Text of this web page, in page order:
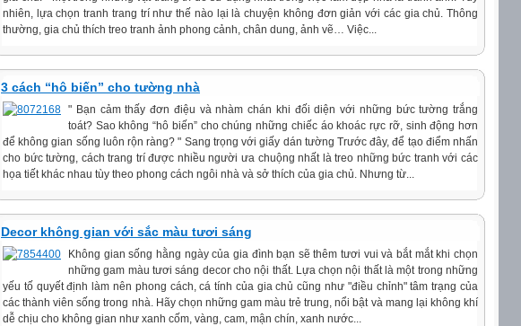
nhiên, lựa chọn tranh trang trí như thế nào lại là chuyện không đơn giản với các gia chủ. Thông
thường, gia chủ thích treo tranh ảnh phong cảnh, chân dung, ảnh vẽ… Việc...
3 cách “hô biến” cho tường nhà
" Bạn cảm thấy đơn điệu và nhàm chán khi đối diện với những bức tường trắng
toát? Sao không “hô biến” cho chúng những chiếc áo khoác rực rỡ, sinh động hơn
để không gian sống luôn rộn ràng? " Sang trọng với giấy dán tường Trước đây, để tạo điểm nhấn
cho bức tường, cách trang trí được nhiều người ưa chuộng nhất là treo những bức tranh với các
họa tiết khác nhau tùy theo phong cách ngôi nhà và sở thích của gia chủ. Nhưng từ...
Decor không gian với sắc màu tươi sáng
Không gian sống hằng ngày của gia đình bạn sẽ thêm tươi vui và bắt mắt khi chọn
những gam màu tươi sáng decor cho nội thất. Lựa chọn nội thất là một trong những
yếu tố quyết định làm nên phong cách, cá tính của gia chủ cũng như "điều chỉnh" tâm trạng của
các thành viên sống trong nhà. Hãy chọn những gam màu trẻ trung, nổi bật và mang lại không khí
dễ chịu cho không gian như xanh cốm, vàng, cam, mận chín, xanh nước...